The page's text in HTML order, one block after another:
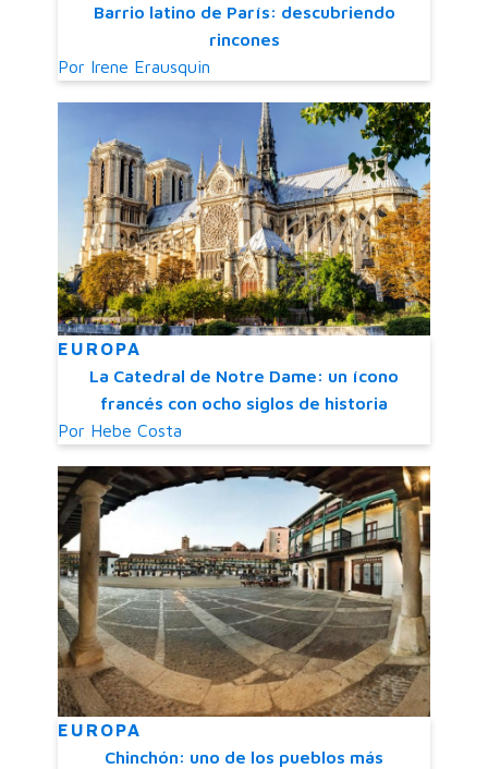
Barrio latino de París: descubriendo
rincones
Por Irene Erausquin
EUROPA
La Catedral de Notre Dame: un ícono
francés con ocho siglos de historia
Por Hebe Costa
EUROPA
Chinchón: uno de los pueblos más